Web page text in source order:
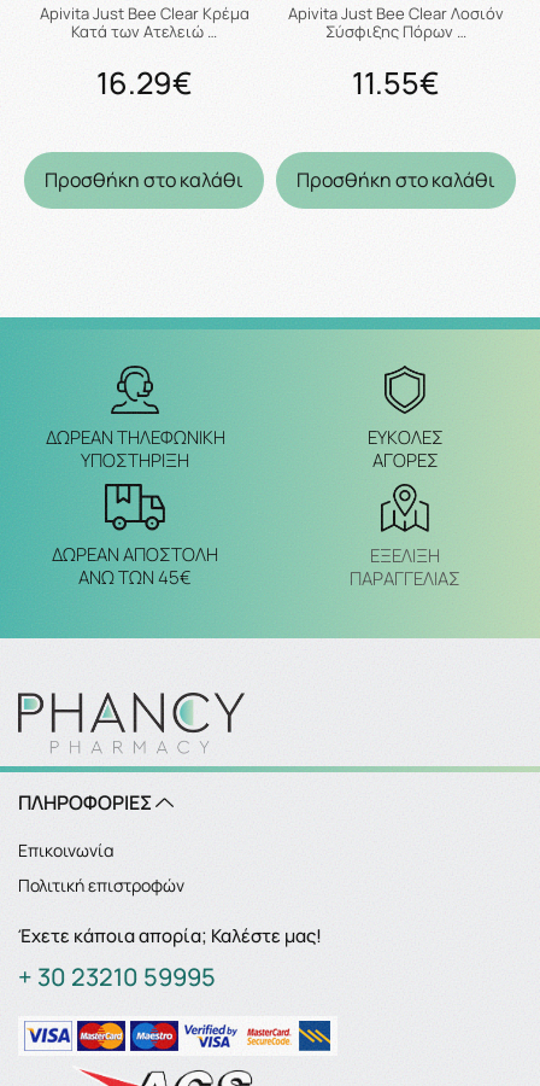
Apivita Just Bee Clear Κρέμα
Κατά των Ατελειώ …
16.29€
Προσθήκη στο καλάθι
Apivita Just Bee Clear Λοσιόν
Σύσφιξης Πόρων …
11.55€
Προσθήκη στο καλάθι
ΔΩΡΕΑΝ ΤΗΛΕΦΩΝΙΚΗ
ΥΠΟΣΤΗΡΙΞΗ
ΕΥΚΟΛΕΣ
ΑΓΟΡΕΣ
ΔΩΡΕΑΝ ΑΠΟΣΤΟΛΗ
ΑΝΩ ΤΩΝ 45€
ΕΞΈΛΙΞΗ
ΠΑΡΑΓΓΕΛΙΑΣ
ΠΛΗΡΟΦΟΡΙΕΣ
Επικοινωνία
Πολιτική επιστροφών
Έχετε κάποια απορία; Καλέστε μας!
+ 30 23210 59995